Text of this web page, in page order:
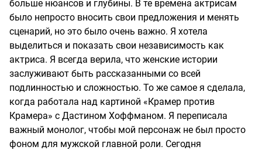
больше нюансов и глубины. В те времена актрисам
было непросто вносить свои предложения и менять
сценарий, но это было очень важно. Я хотела
выделиться и показать свои независимость как
актриса. Я всегда верила, что женские истории
заслуживают быть рассказанными со всей
подлинностью и сложностью. То же самое я сделала,
когда работала над картиной «Крамер против
Крамера» с Дастином Хоффманом. Я переписала
важный монолог, чтобы мой персонаж не был просто
фоном для мужской главной роли. Сегодня